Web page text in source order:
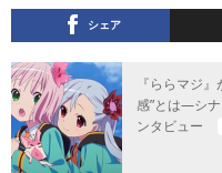
シェア
『ららマジ
感”とは―シ
ンタビュー